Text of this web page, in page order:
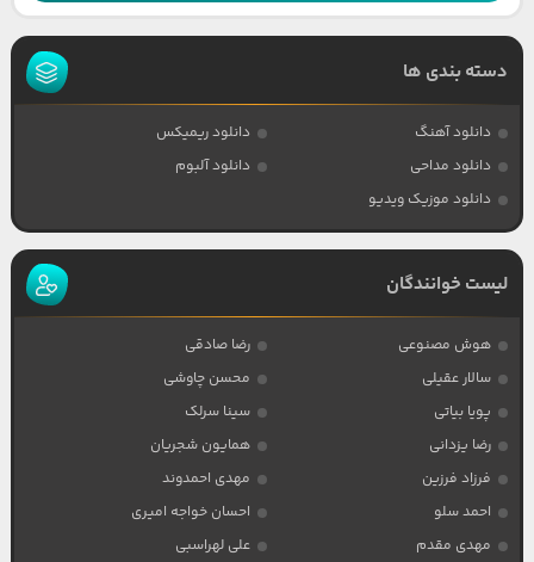
دسته بندی ها
دانلود آهنگ
دانلود ریمیکس
دانلود مداحی
دانلود آلبوم
دانلود موزیک ویدیو
لیست خوانندگان
هوش مصنوعی
رضا صادقی
سالار عقیلی
محسن چاوشی
پویا بیاتی
سینا سرلک
رضا یزدانی
همایون شجریان
فرزاد فرزین
مهدی احمدوند
احمد سلو
احسان خواجه امیری
مهدی مقدم
علی لهراسبی